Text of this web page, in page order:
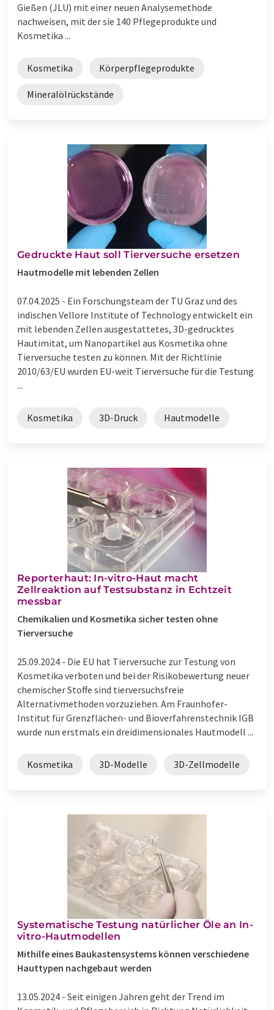
Gießen (JLU) mit einer neuen Analysemethode
nachweisen, mit der sie 140 Pflegeprodukte und
Kosmetika ...
Kosmetika Körperpflegeprodukte
Mineralölrückstände
Gedruckte Haut soll Tierversuche ersetzen
Hautmodelle mit lebenden Zellen
07.04.2025 - Ein Forschungsteam der TU Graz und des
indischen Vellore Institute of Technology entwickelt ein
mit lebenden Zellen ausgestattetes, 3D-gedrucktes
Hautimitat, um Nanopartikel aus Kosmetika ohne
Tierversuche testen zu können. Mit der Richtlinie
2010/63/EU wurden EU-weit Tierversuche für die Testung
...
Kosmetika 3D-Druck Hautmodelle
Reporterhaut: In-vitro-Haut macht
Zellreaktion auf Testsubstanz in Echtzeit
messbar
Chemikalien und Kosmetika sicher testen ohne
Tierversuche
25.09.2024 - Die EU hat Tierversuche zur Testung von
Kosmetika verboten und bei der Risikobewertung neuer
chemischer Stoffe sind tierversuchsfreie
Alternativmethoden vorzuziehen. Am Fraunhofer-
Institut für Grenzflächen- und Bioverfahrenstechnik IGB
wurde nun erstmals ein dreidimensionales Hautmodell ...
Kosmetika 3D-Modelle 3D-Zellmodelle
Systematische Testung natürlicher Öle an In-
vitro-Hautmodellen
Mithilfe eines Baukastensystems können verschiedene
Hauttypen nachgebaut werden
13.05.2024 - Seit einigen Jahren geht der Trend im